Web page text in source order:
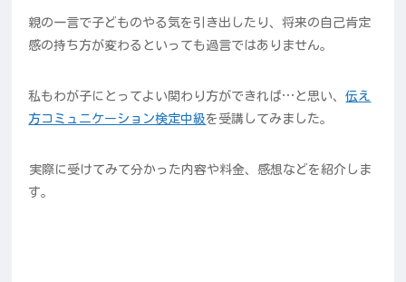
親の一言で子どものやる気を引き出したり、将来の自己肯定
感の持ち方が変わるといっても過言ではありません。
私もわが子にとってよい関わり方ができれば…と思い、伝え
方コミュニケーション検定中級を受講してみました。
実際に受けてみて分かった内容や料金、感想などを紹介しま
す。